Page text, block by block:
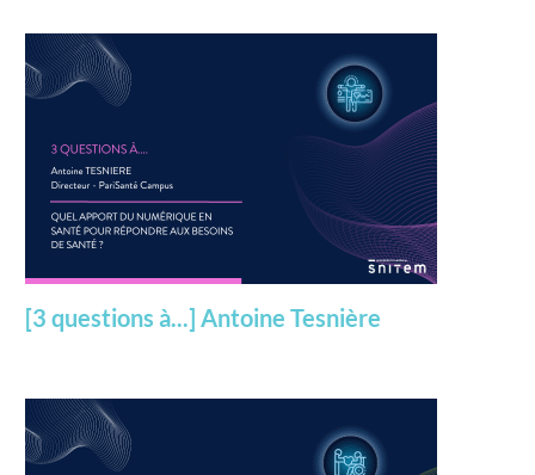
[3 questions à...] Antoine Tesnière